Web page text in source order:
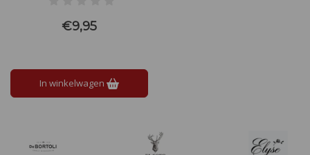
de fles plaatsvindt, waardoor de
mousse op een natuurlijke wijze
€9,95
In winkelwagen